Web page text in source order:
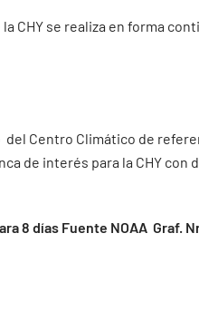
CHY se realiza en forma
Centro Climático de
de interés para la CHY
8 días Fuente NOAA Graf.